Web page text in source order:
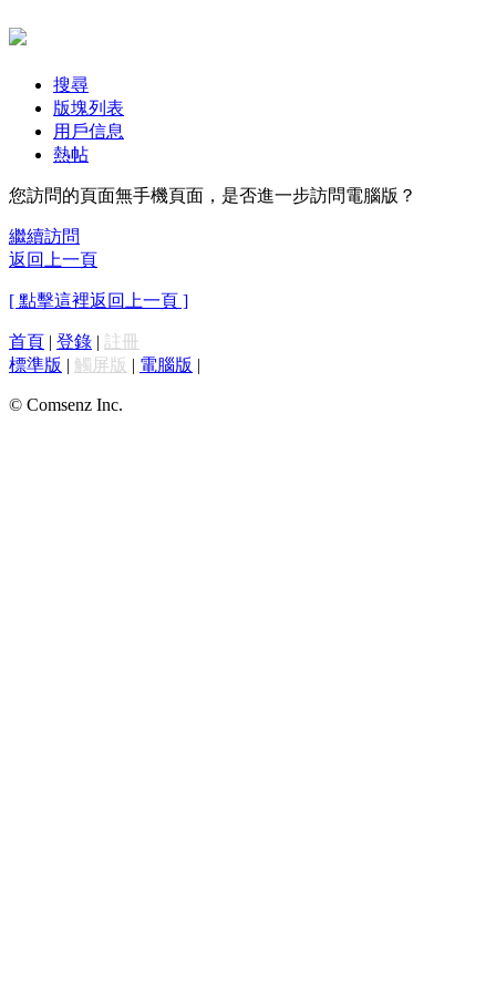
搜尋
版塊列表
用戶信息
熱帖
您訪問的頁面無手機頁面，是否進一步訪問電腦版？
繼續訪問
返回上一頁
[ 點擊這裡返回上一頁 ]
首頁 | 登錄 | 註冊
標準版 | 觸屏版 | 電腦版 |
© Comsenz Inc.